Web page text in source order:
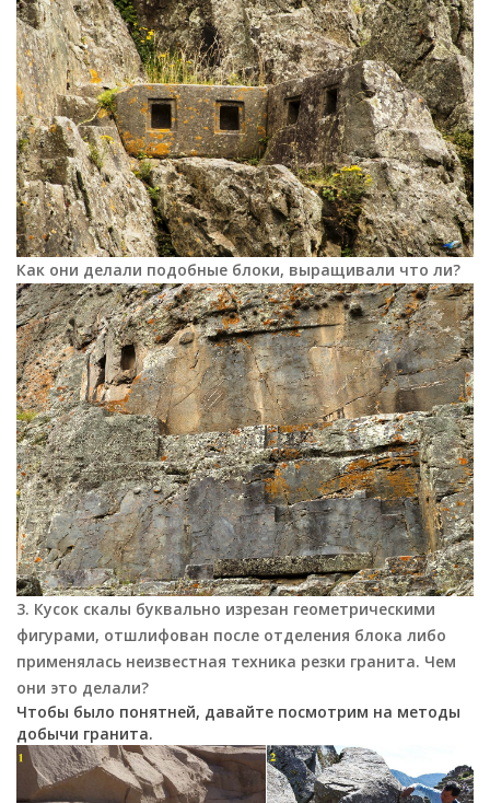
Как они делали подобные блоки, выращивали что ли?
3. Кусок скалы буквально изрезан геометрическими
фигурами, отшлифован после отделения блока либо
применялась неизвестная техника резки гранита. Чем
они это делали?
Чтобы было понятней, давайте посмотрим на методы
добычи гранита.